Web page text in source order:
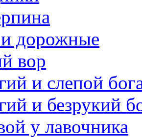
дорожные
вор
и слепой
и безрукий
у лавочника